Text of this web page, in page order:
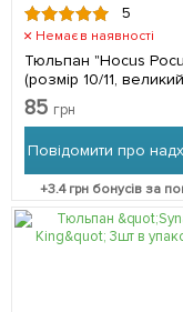
5
Немає в наявності
Тюльпан "Hocus
(розмір 10/11,
в упаковці
85 грн
Повідомити про
+3.4грн бонусів за